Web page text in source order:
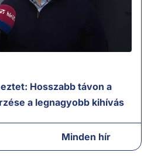
Hosszabb távon a
a legnagyobb kihívás
Minden hír